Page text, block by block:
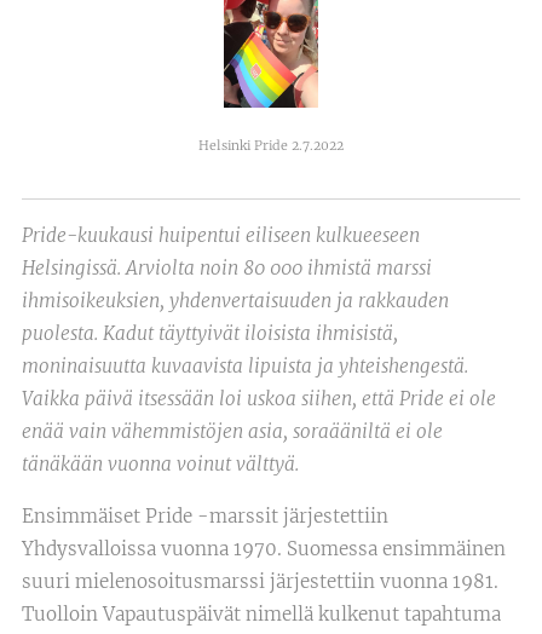
Helsinki Pride 2.7.2022
Pride-kuukausi huipentui eiliseen kulkueeseen
Helsingissä. Arviolta noin 80 000 ihmistä marssi
ihmisoikeuksien, yhdenvertaisuuden ja rakkauden
puolesta. Kadut täyttyivät iloisista ihmisistä,
moninaisuutta kuvaavista lipuista ja yhteishengestä.
Vaikka päivä itsessään loi uskoa siihen, että Pride ei ole
enää vain vähemmistöjen asia, soraääniltä ei ole
tänäkään vuonna voinut välttyä.
Ensimmäiset Pride -marssit järjestettiin
Yhdysvalloissa vuonna 1970. Suomessa ensimmäinen
suuri mielenosoitusmarssi järjestettiin vuonna 1981.
Tuolloin Vapautuspäivät nimellä kulkenut tapahtuma